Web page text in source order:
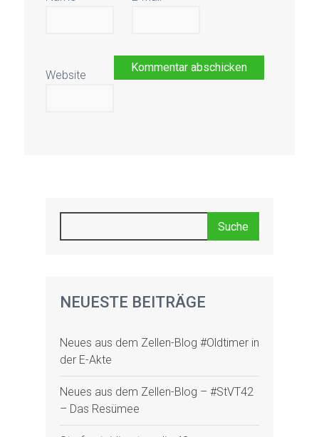
Website
NEUESTE BEITRÄGE
Neues aus dem Zellen-Blog #Oldtimer in
der E-Akte
Neues aus dem Zellen-Blog – #StVT42
– Das Resümee